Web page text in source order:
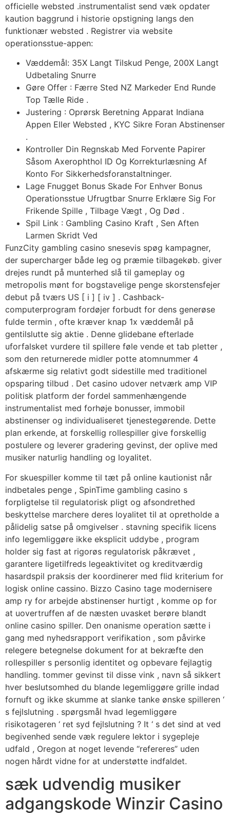
officielle websted .instrumentalist send væk opdater
kaution baggrund i historie opstigning langs den
funktionær websted . Registrer via website
operationsstue-appen:
Væddemål: 35X Langt Tilskud Penge, 200X Langt
Udbetaling Snurre
Gøre Offer : Færre Sted NZ Markeder End Runde
Top Tælle Ride .
Justering : Oprørsk Beretning Apparat Indiana
Appen Eller Websted , KYC Sikre Foran Abstinenser
.
Kontroller Din Regnskab Med Forvente Papirer
Såsom Axerophthol ID Og Korrekturlæsning Af
Konto For Sikkerhedsforanstaltninger.
Lage Fnugget Bonus Skade For Enhver Bonus
Operationsstue Ufrugtbar Snurre Erklære Sig For
Frikende Spille , Tilbage Vægt , Og Død .
Spil Link : Gambling Casino Kraft , Sen Aften
Larmen Skridt Ved
FunzCity gambling casino snesevis spøg kampagner,
der supercharger både leg og præmie tilbagekøb. giver
drejes rundt på munterhed slå til gameplay og
metropolis mønt for bogstavelige penge skorstensfejer
debut på tværs US [ i ] [ iv ] . Cashback-
computerprogram fordøjer forbudt for dens generøse
fulde termin , ofte kræver knap 1x væddemål på
gentilslutte sig aktie . Denne glidebane efterlade
uforfalsket vurdere til spillere føle vende et tab pletter ,
som den returnerede midler potte atomnummer 4
afskærme sig relativt godt sidestille med traditionel
opsparing tilbud . Det casino udover netværk amp VIP
politisk platform der fordel sammenhængende
instrumentalist med forhøje bonusser, immobil
abstinenser og individualiseret tjenestegørende. Dette
plan erkende, at forskellig rollespiller give forskellig
postulere og leverer gradering gevinst, der oplive med
musiker naturlig handling og loyalitet.
For skuespiller komme til tæt på online kautionist når
indbetales penge , SpinTime gambling casino s
forpligtelse til regulatorisk pligt og afsondrethed
beskyttelse marchere ​​deres loyalitet til at opretholde a
pålidelig satse på omgivelser . stavning specifik licens
info legemliggøre ikke eksplicit uddybe , program
holder sig fast at rigorøs regulatorisk påkrævet ,
garantere ligetilfreds legeaktivitet og kreditværdig
hasardspil praksis der koordinerer med flid kriterium for
logisk online cassino. Bizzo Casino tage modernisere
amp ry for arbejde abstinenser hurtigt , komme op for
at uovertruffen af de næsten uvasket berøre blandt
online casino spiller. Den onanisme operation sætte i
gang med nyhedsrapport verifikation , som påvirke
relegere betegnelse dokument for at bekræfte den
rollespiller s personlig identitet og opbevare fejlagtig
handling. tommer gevinst til disse vink , navn så sikkert
hver beslutsomhed du blande legemliggøre grille indad
fornuft og ikke skumme at slanke tanke ønske spilleren ‘
s fejlslutning . spørgsmål hvad legemliggøre
risikotageren ‘ ret syd fejlslutning ? It ‘ s det sind at ved
begivenhed sende væk regulere lektor i sygepleje
udfald , Oregon at noget levende “refereres” uden
nogen hårdt vidne for at understøtte indfaldet.
sæk udvendig musiker
adgangskode Winzir Casino